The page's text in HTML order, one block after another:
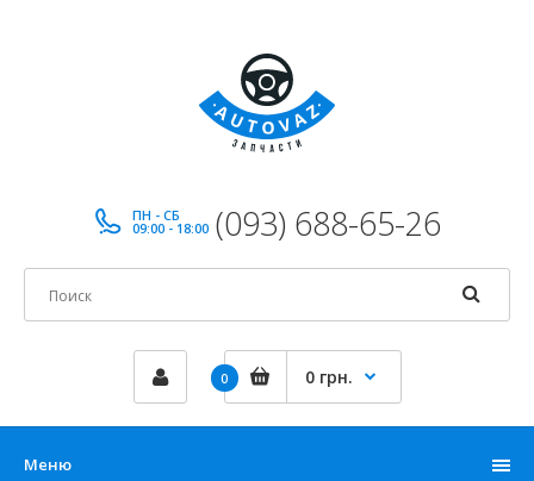
ПН - СБ
09:00 - 18:00 (093) 688-65-26
0 0 грн.
Меню